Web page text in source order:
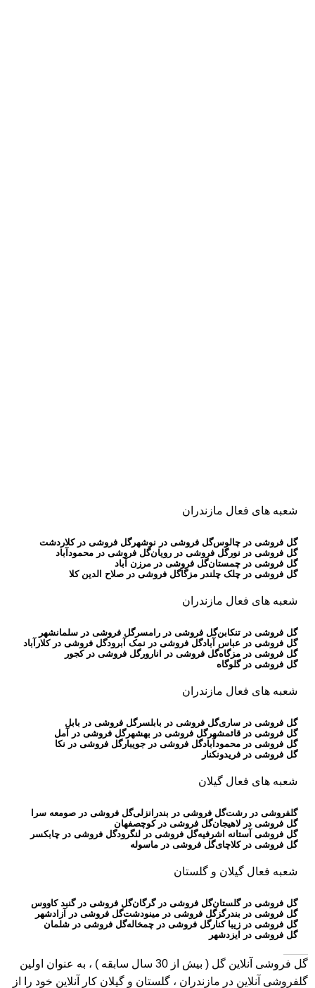
شعبه های فعال مازندران
گل فروشی در چالوسگل فروشی در نوشهرگل فروشی در کلاردشت
گل فروشی در نورگل فروشی در رویانگل فروشی در محمودآباد
گل فروشی در چمستانگل فروشی در مرزن آباد
گل فروشی در چلک چلندر مزگاگل فروشی در صلاح الدین کلا
شعبه های فعال مازندران
گل فروشی در تنکابنگل فروشی در رامسرگل فروشی در سلمانشهر
گل فروشی در عباس آبادگل فروشی در نمک آبرودگل فروشی در کلارآباد
گل فروشی در مزگاهگل فروشی در انارورگل فروشی در کجور
گل فروشی در گلوگاه
شعبه های فعال مازندران
گل فروشی در ساریگل فروشی در بابلسرگل فروشی در بابل
گل فروشی در قائمشهرگل فروشی در بهشهرگل فروشی در آمل
گل فروشی در محمودآبادگل فروشی در جویبارگل فروشی در نکا
گل فروشی در فریدونکنار
شعبه های فعال گیلان
گلفروشی در رشتگل فروشی در بندرانزلیگل فروشی در صومعه سرا
گل فروشی در لاهیجانگل فروشی در کوچصفهان
گل فروشی آستانه اشرفیهگل فروشی در لنگرودگل فروشی در چابکسر
گل فروشی در کلاچایگل فروشی در ماسوله
شعبه فعال گیلان و گلستان
گل فروشی در گلستانگل فروشی در گرگانگل فروشی در گنبد کاووس
گل فروشی در بندرگزگل فروشی در مینودشتگل فروشی در آزادشهر
گل فروشی در زیبا کنارگل فروشی در چمخالهگل فروشی در شلمان
گل فروشی در ایزدشهر
گل فروشی آنلاین گل
( بیش از 30 سال سابقه ) ، به عنوان اولین
گلفروشی آنلاین در مازندران ، گلستان و گیلان کار آنلاین خود را از